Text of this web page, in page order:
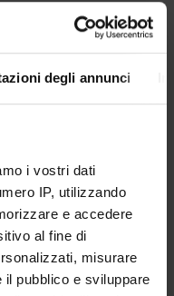
degli annunci
i vostri dati
IP, utilizzando
e accedere
al fine di
misurare
pubblico e sviluppare